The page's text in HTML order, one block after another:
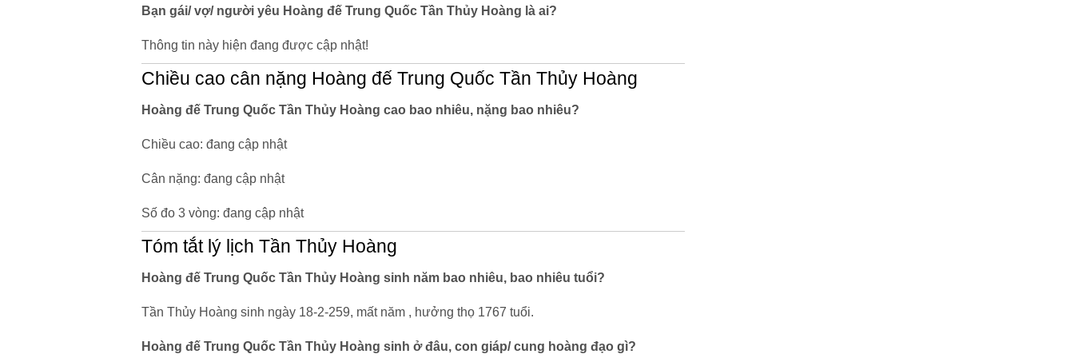
Bạn gái/ vợ/ người yêu Hoàng đế Trung Quốc Tần Thủy Hoàng là ai?
Thông tin này hiện đang được cập nhật!
Chiều cao cân nặng Hoàng đế Trung Quốc Tần Thủy Hoàng
Hoàng đế Trung Quốc Tần Thủy Hoàng cao bao nhiêu, nặng bao nhiêu?
Chiều cao: đang cập nhật
Cân nặng: đang cập nhật
Số đo 3 vòng: đang cập nhật
Tóm tắt lý lịch Tần Thủy Hoàng
Hoàng đế Trung Quốc Tần Thủy Hoàng sinh năm bao nhiêu, bao nhiêu tuổi?
Tần Thủy Hoàng sinh ngày 18-2-259, mất năm , hưởng thọ 1767 tuổi.
Hoàng đế Trung Quốc Tần Thủy Hoàng sinh ở đâu, con giáp/ cung hoàng đạo gì?